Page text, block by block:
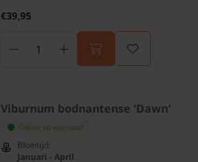
€39,95
Viburnum bodnantense 'Dawn'
Online op voorraad
Bloeitijd:
Januari - April